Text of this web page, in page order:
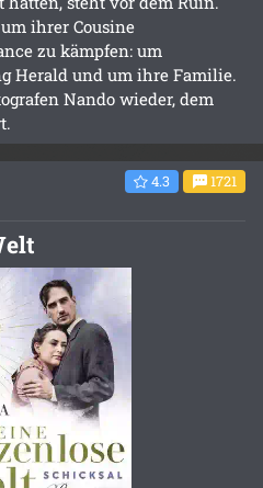
ihrer Cousine
zu kämpfen: um
Herald und um ihre Familie.
Nando wieder, dem
4.3 1721